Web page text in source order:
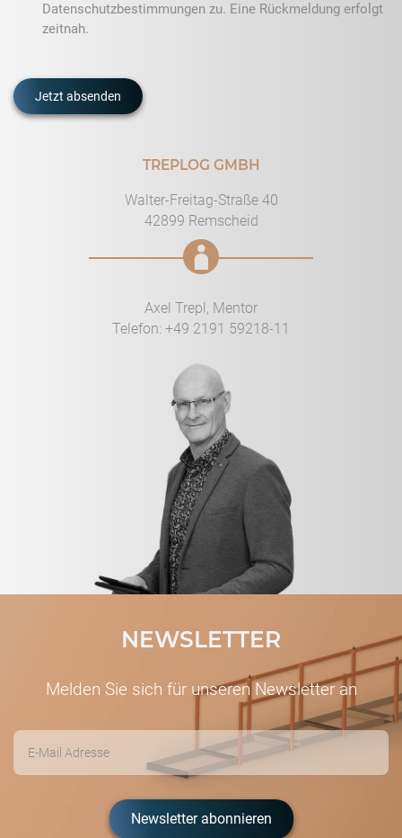
Datenschutzbestimmungen zu. Eine Rückmeldung erfolgt
zeitnah.
TREPLOG GMBH
Walter-Freitag-Straße 40
42899 Remscheid
Axel Trepl, Mentor
Telefon: +49 2191 59218-11
NEWSLETTER
Melden Sie sich für unseren Newsletter an
Newsletter abonnieren